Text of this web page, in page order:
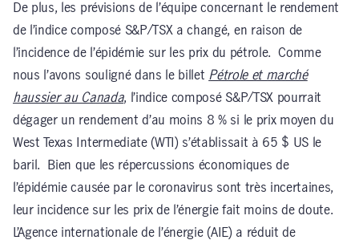
De plus, les prévisions de l’équipe concernant le rendement
de l’indice composé S&P/TSX a changé, en raison de
l’incidence de l’épidémie sur les prix du pétrole. Comme
nous l’avons souligné dans le billet Pétrole et marché
haussier au Canada, l’indice composé S&P/TSX pourrait
dégager un rendement d’au moins 8 % si le prix moyen du
West Texas Intermediate (WTI) s’établissait à 65 $ US le
baril. Bien que les répercussions économiques de
l’épidémie causée par le coronavirus sont très incertaines,
leur incidence sur les prix de l’énergie fait moins de doute.
L’Agence internationale de l’énergie (AIE) a réduit de